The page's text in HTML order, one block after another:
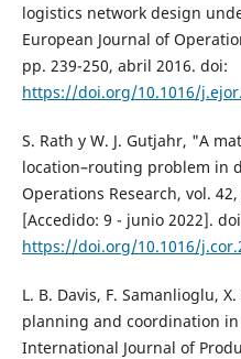
logistics network design
European Journal of
pp. 239-250, abril 2016. doi:
https://doi.org/10.1016/
S. Rath y W. J. Gutjahr, "A
location–routing problem in
Operations Research, vol.
[Accedido: 9 - junio 2022].
https://doi.org/10.1016/
L. B. Davis, F. Samanlioglu,
planning and coordination
International Journal of